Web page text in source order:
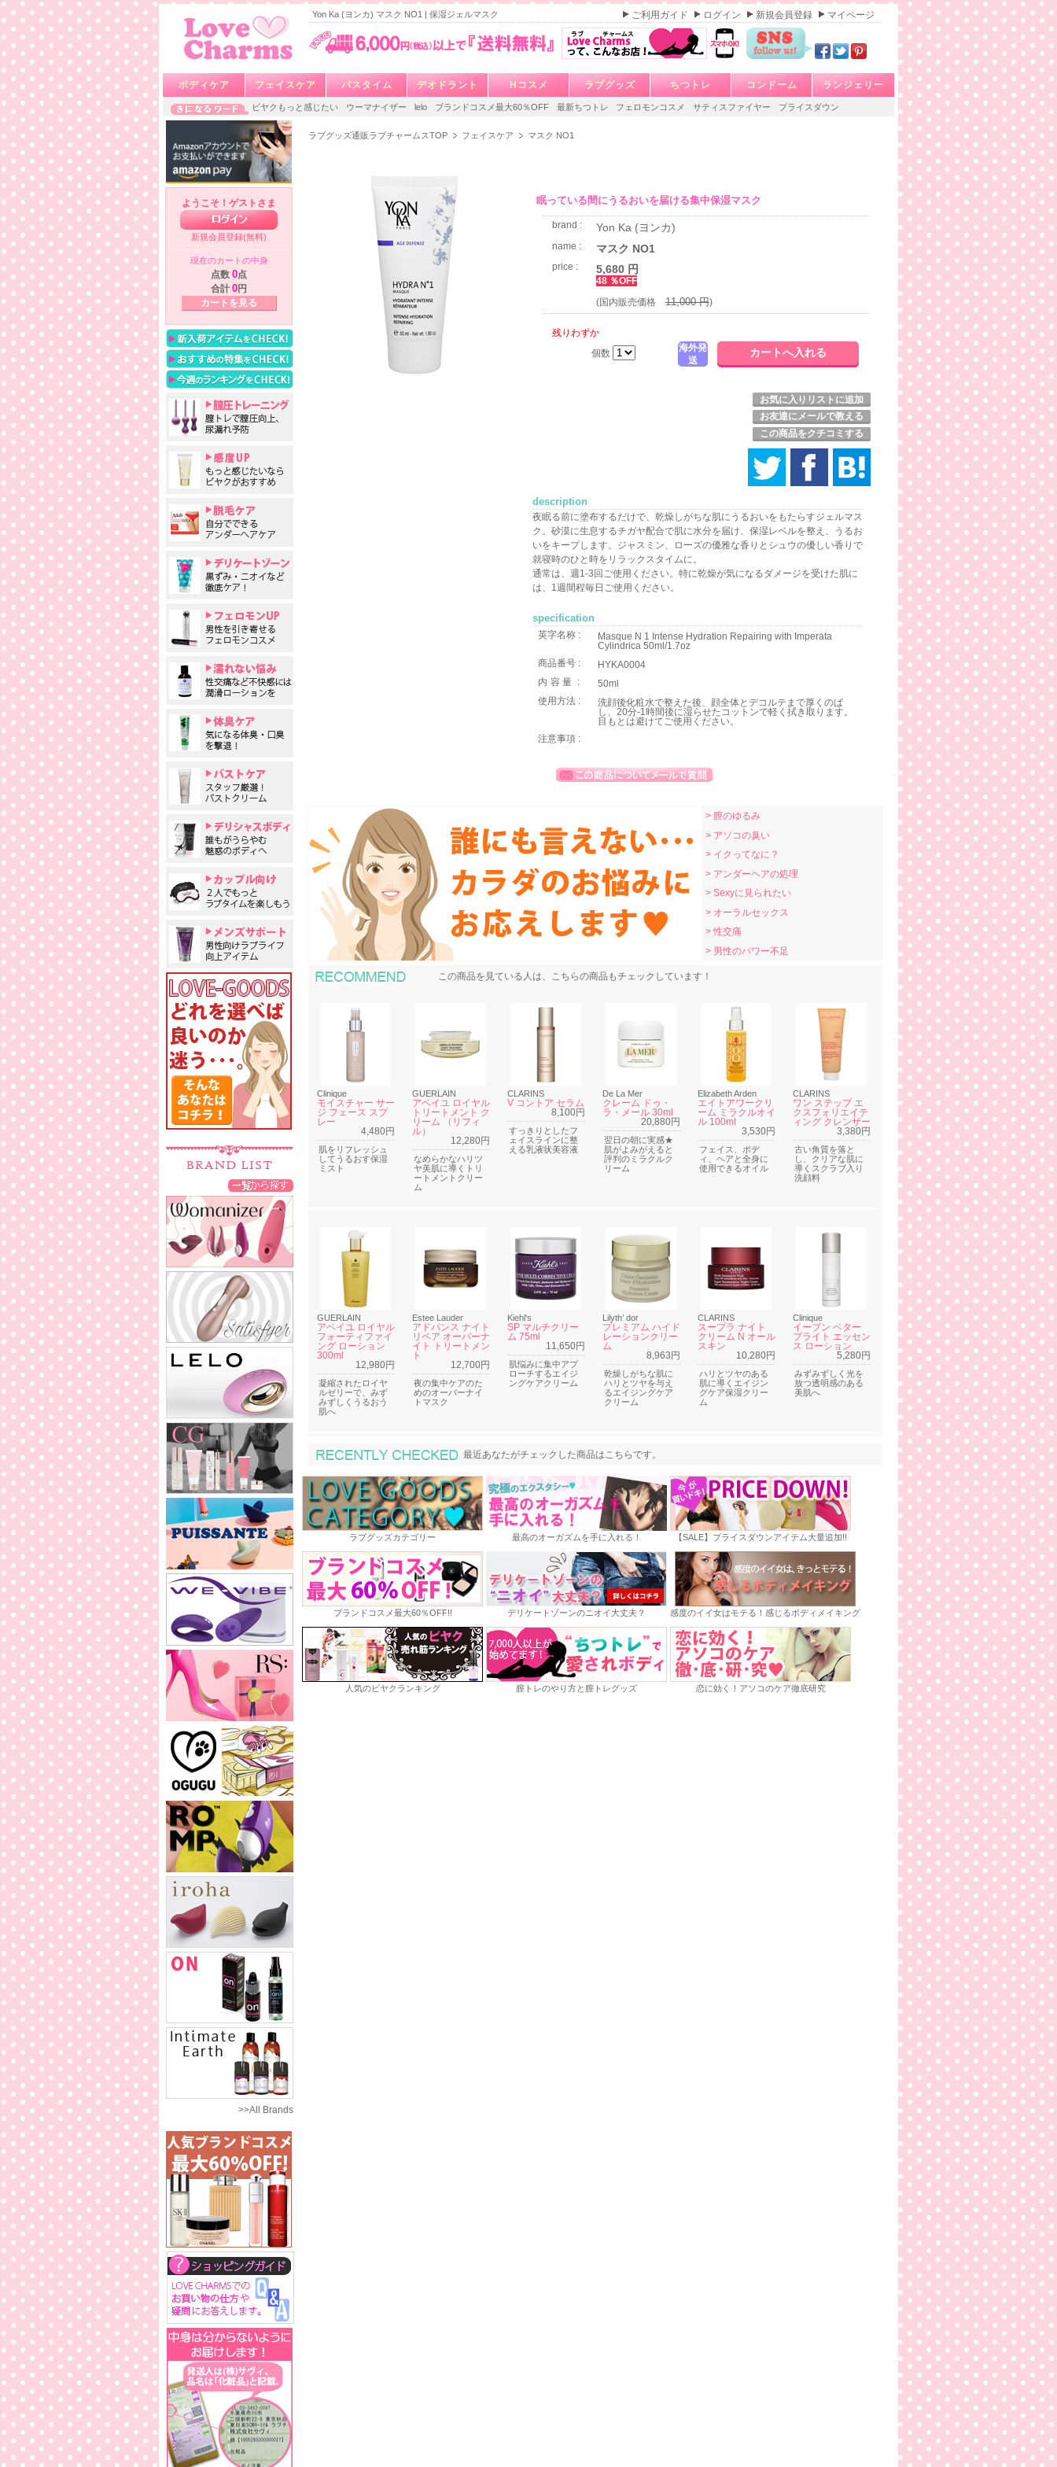
Yon Ka (ヨンカ) マスク NO1 | 保湿ジェルマスク ご利用ガイド ログイン 新規会員登録 マイページ
ボディケア フェイスケア バスタイム デオドラント Hコスメ ラブグッズ ちつトレ コンドーム ランジェリー
ビヤクもっと感じたい ウーマナイザー lelo ブランドコスメ最大60％OFF 最新ちつトレ フェロモンコスメ サティスファイヤー プライスダウン
ようこそ！ゲストさま
新規会員登録(無料)
現在のカートの中身
点数 0点
合計 0円
カートを見る
>>All Brands
ラブグッズ通販ラブチャームスTOP フェイスケア マスク NO1
眠っている間にうるおいを届ける集中保湿マスク
brand : Yon Ka (ヨンカ)
name : マスク NO1
price : 5,680 円
48 ％OFF
(国内販売価格11,000 円)
残りわずか
個数
海外発
送
お気に入りリストに追加
お友達にメールで教える
この商品をクチコミする
description
夜眠る前に塗布するだけで、乾燥しがちな肌にうるおいをもたらすジェルマス
ク。砂漠に生息するチガヤ配合で肌に水分を届け、保湿レベルを整え、うるお
いをキープします。ジャスミン、ローズの優雅な香りとシュウの優しい香りで
就寝時のひと時をリラックスタイムに。
通常は、週1-3回ご使用ください。特に乾燥が気になるダメージを受けた肌に
は、1週間程毎日ご使用ください。
specification
英字名称 :
Masque N 1 Intense Hydration Repairing with Imperata
Cylindrica 50ml/1.7oz
商品番号 :
HYKA0004
内容量 :
50ml
使用方法 :
洗顔後化粧水で整えた後、顔全体とデコルテまで厚くのば
し、20分-1時間後に湿らせたコットンで軽く拭き取ります。
目もとは避けてご使用ください。
注意事項 :
> 膣のゆるみ
> アソコの臭い
> イクってなに？
> アンダーヘアの処理
> Sexyに見られたい
> オーラルセックス
> 性交痛
> 男性のパワー不足
おすすめ商品
この商品を見ている人は、こちらの商品もチェックしています！
Clinique
モイスチャー サー
ジ フェース スプ
レー
4,480円
肌をリフレッシュ
してうるおす保湿
ミスト
GUERLAIN
アベイユ ロイヤル
トリートメント ク
リーム （リフィ
ル）
12,280円
なめらかなハリツ
ヤ美肌に導くトリ
ートメントクリー
ム
CLARINS
V コントア セラム
8,100円
すっきりとしたフ
ェイスラインに整
える乳液状美容液
De La Mer
クレーム ドゥ・
ラ・メール 30ml
20,880円
翌日の朝に実感★
肌がよみがえると
評判のミラクルク
リーム
Elizabeth Arden
エイトアワークリ
ーム ミラクルオイ
ル 100ml
3,530円
フェイス、ボデ
ィ、ヘアと全身に
使用できるオイル
CLARINS
ワン ステップ エ
クスフォリエイテ
ィング クレンザー
3,380円
古い角質を落と
し、クリアな肌に
導くスクラブ入り
洗顔料
GUERLAIN
アベイユ ロイヤル
フォーティファイ
ング ローション
300ml
12,980円
凝縮されたロイヤ
ルゼリーで、みず
みずしくうるおう
肌へ
Estee Lauder
アドバンス ナイト
リペア オーバーナ
イト トリートメン
ト
12,700円
夜の集中ケアのた
めのオーバーナイ
トマスク
Kiehl's
SP マルチクリー
ム 75ml
11,650円
肌悩みに集中アプ
ローチするエイジ
ングケアクリーム
Lilyth’ dor
プレミアム ハイド
レーションクリー
ム
8,963円
乾燥しがちな肌に
ハリとツヤを与え
るエイジングケア
クリーム
CLARINS
スープラ ナイト
クリーム N オール
スキン
10,280円
ハリとツヤのある
肌に導くエイジン
グケア保湿クリー
ム
Clinique
イーブン ベター
ブライト エッセン
ス ローション
5,280円
みずみずしく光を
放つ透明感のある
美肌へ
最近あなたがチェックした商品
最近あなたがチェックした商品はこちらです。
ラブグッズカテゴリー 最高のオーガズムを手に入れる！ 【SALE】プライスダウンアイテム大量追加!!
ブランドコスメ最大60％OFF!! デリケートゾーンのニオイ大丈夫？ 感度のイイ女はモテる！感じるボディメイキング
人気のビヤクランキング 膣トレのやり方と膣トレグッズ 恋に効く！アソコのケア徹底研究